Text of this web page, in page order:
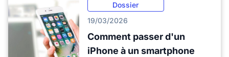
Dossier
19/03/2026
Comment passer d'un
iPhone à un smartphone